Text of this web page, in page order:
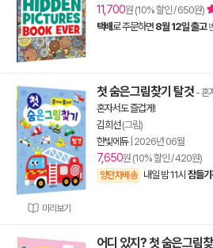
11,700원 (10% 할인 / 650원)
택배로 주문하면 8월 12일 출고
미리보기
첫 숨은그림찾기 탈것 - 혼
혼자서도 즐겁게!
김희선(그림)
한빛에듀| 2026년 06월
7,650원 (10% 할인 / 420원)
양탄자배송 내일 밤 11시 잠들
어디 있지? 첫 숨은그림